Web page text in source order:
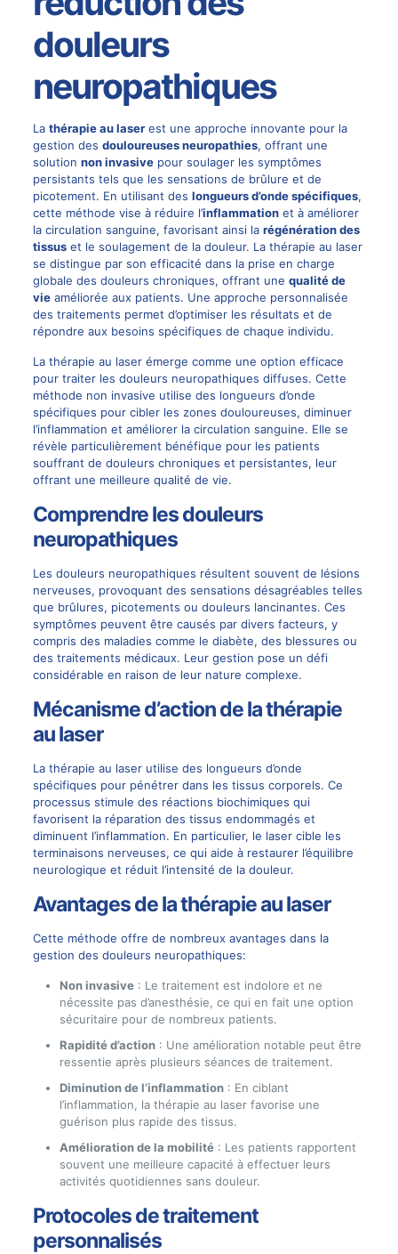
douleurs
neuropathiques
La thérapie aulaserest une approche innovante pour la
gestion des douloureuses neuropathies, offrant une
solution non invasivepour soulager les symptômes
persistants tels que les sensations de brûlure et de
picotement. En utilisant des longueurs d’onde spécifiques,
cette méthode vise à réduire l’inflammationet à améliorer
la circulation sanguine, favorisant ainsi la régénération des
tissuset le soulagement de la douleur. La thérapie au laser
se distingue par son efficacité dans la prise en charge
globale des douleurs chroniques, offrant une qualité de
vieaméliorée aux patients. Une approche personnalisée
des traitements permet d’optimiser les résultats et de
répondre aux besoins spécifiques de chaque individu.
La thérapie au laser émerge comme une option efficace
pour traiter les douleurs neuropathiques diffuses. Cette
méthode non invasive utilise des longueurs d’onde
spécifiques pour cibler les zones douloureuses, diminuer
l’inflammation et améliorer la circulation sanguine. Elle se
révèle particulièrement bénéfique pour les patients
souffrant de douleurs chroniques et persistantes, leur
offrant une meilleure qualité de vie.
Comprendre les douleurs
neuropathiques
Les douleurs neuropathiques résultent souvent de lésions
nerveuses, provoquant des sensations désagréables telles
que brûlures, picotements ou douleurs lancinantes. Ces
symptômes peuvent être causés par divers facteurs, y
compris des maladies comme le diabète, des blessures ou
des traitements médicaux. Leur gestion pose un défi
considérable en raison de leur nature complexe.
Mécanisme d’action de la thérapie
au laser
La thérapie au laser utilise des longueurs d’onde
spécifiques pour pénétrer dans les tissus corporels. Ce
processus stimule des réactions biochimiques qui
favorisent la réparation des tissus endommagés et
diminuent l’inflammation. En particulier, le laser cible les
terminaisons nerveuses, ce qui aide à restaurer l’équilibre
neurologique et réduit l’intensité de la douleur.
Avantages de la thérapie au laser
Cette méthode offre de nombreux avantages dans la
gestion des douleurs neuropathiques:
Non invasive: Le traitement est indolore et ne
nécessite pas d’anesthésie, ce qui en fait une option
sécuritaire pour de nombreux patients.
Rapidité d’action: Une amélioration notable peut être
ressentie après plusieurs séances de traitement.
Diminution de l’inflammation: En ciblant
l’inflammation, la thérapie au laser favorise une
guérison plus rapide des tissus.
Amélioration de la mobilité: Les patients rapportent
souvent une meilleure capacité à effectuer leurs
activités quotidiennes sans douleur.
Protocoles de traitement
personnalisés